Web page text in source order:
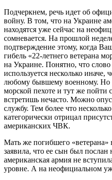
Подчеркнем, речь идет об
войну. В том, что на Украине
находятся уже сейчас на
сомневается. На прошлой
подтверждение этому, когда
гибель «22-летнего ветерана
на Украине. Понятно, что
используется несколько иначе,
любому бывшему военному. Но
морской пехоте и тут же
встретишь нечасто. Можно
службу. Тем более что
категорически отрицал
американских ЧВК.
Мать же погибшего
заявила, что ее сын был
американская армия не
уровне. А на неофициальном